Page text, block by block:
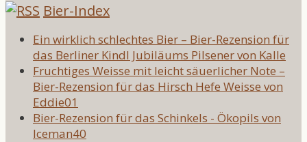
Bier-Index
Ein wirklich schlechtes Bier – Bier-Rezension für
das Berliner Kindl Jubiläums Pilsener von Kalle
Fruchtiges Weisse mit leicht säuerlicher Note –
Bier-Rezension für das Hirsch Hefe Weisse von
Eddie01
Bier-Rezension für das Schinkels - Ökopils von
Iceman40